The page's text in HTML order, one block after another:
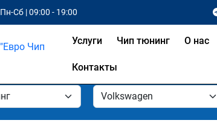
Пн-Сб | 09:00 - 19:00
Услуги Чип тюнинг О нас
Контакты